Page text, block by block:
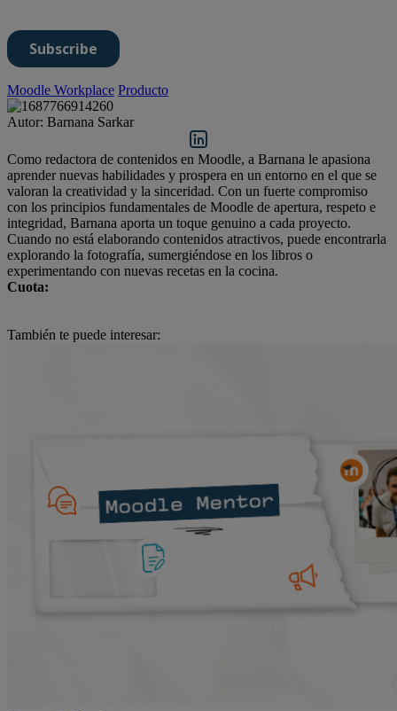
Moodle Workplace Producto
Autor: Barnana Sarkar
Como redactora de contenidos en Moodle, a Barnana le apasiona
aprender nuevas habilidades y prospera en un entorno en el que se
valoran la creatividad y la sinceridad. Con un fuerte compromiso
con los principios fundamentales de Moodle de apertura, respeto e
integridad, Barnana aporta un toque genuino a cada proyecto.
Cuando no está elaborando contenidos atractivos, puede encontrarla
explorando la fotografía, sumergiéndose en los libros o
experimentando con nuevas recetas en la cocina.
Cuota:
También te puede interesar: